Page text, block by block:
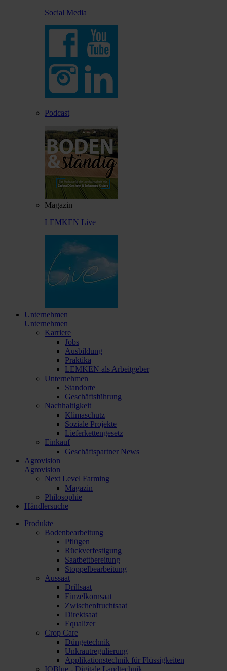
Social Media
Podcast
Magazin
LEMKEN Live
Unternehmen
Unternehmen
Karriere
Jobs
Ausbildung
Praktika
LEMKEN als Arbeitgeber
Unternehmen
Standorte
Geschäftsführung
Nachhaltigkeit
Klimaschutz
Soziale Projekte
Lieferkettengesetz
Einkauf
Geschäftspartner News
Agrovision
Agrovision
Next Level Farming
Magazin
Philosophie
Händlersuche
Produkte
Bodenbearbeitung
Pflügen
Rückverfestigung
Saatbettbereitung
Stoppelbearbeitung
Aussaat
Drillsaat
Einzelkornsaat
Zwischenfruchtsaat
Direktsaat
Equalizer
Crop Care
Düngetechnik
Unkrautregulierung
Applikationstechnik für Flüssigkeiten
IQBlue - Digitale Landtechnik